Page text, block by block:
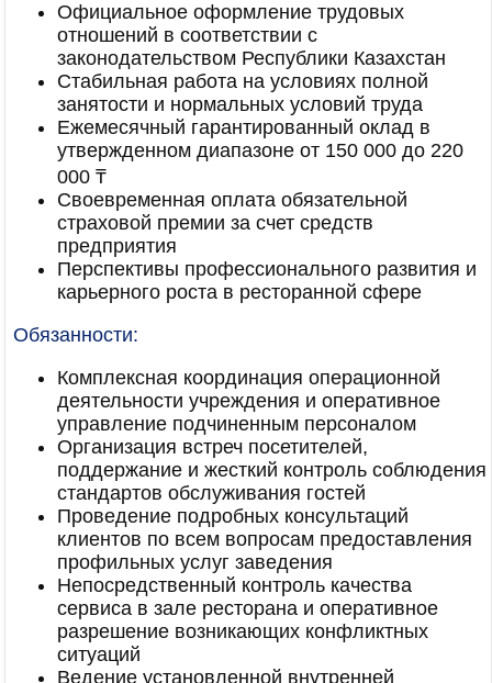
Официальное оформление трудовых
отношений в соответствии с
законодательством Республики Казахстан
Стабильная работа на условиях полной
занятости и нормальных условий труда
Ежемесячный гарантированный оклад в
утвержденном диапазоне от 150 000 до 220
000 ₸
Своевременная оплата обязательной
страховой премии за счет средств
предприятия
Перспективы профессионального развития и
карьерного роста в ресторанной сфере
Обязанности:
Комплексная координация операционной
деятельности учреждения и оперативное
управление подчиненным персоналом
Организация встреч посетителей,
поддержание и жесткий контроль соблюдения
стандартов обслуживания гостей
Проведение подробных консультаций
клиентов по всем вопросам предоставления
профильных услуг заведения
Непосредственный контроль качества
сервиса в зале ресторана и оперативное
разрешение возникающих конфликтных
ситуаций
Ведение установленной внутренней